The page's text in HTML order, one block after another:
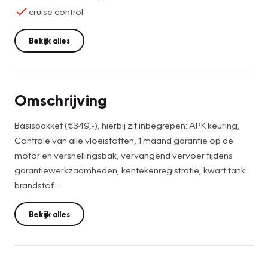
cruise control
Bekijk alles
Omschrijving
Basispakket (€349,-), hierbij zit inbegrepen: APK keuring,
Controle van alle vloeistoffen, 1 maand garantie op de
motor en versnellingsbak, vervangend vervoer tijdens
garantiewerkzaamheden, kentekenregistratie, kwart tank
brandstof.
Pluspakket (€599,-), Hierbij zit inbegrepen: APK keuring,
kleine onderhoudsbeurt, remcontrole, 3 maanden garantie
Bekijk alles